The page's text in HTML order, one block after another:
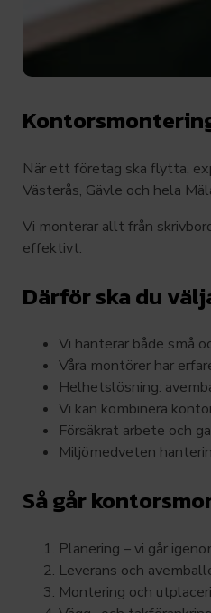
När ett företag ska flytta,
Västerås, Gävle och hela
Vi monterar allt från
effektivt.
Därför ska du
Vi hanterar både små
Våra montörer har
Helhetslösning:
Vi kan kombinera
Försäkrat arbete och
Miljömedveten
Så går
Planering – vi går
Leverans och
Montering och